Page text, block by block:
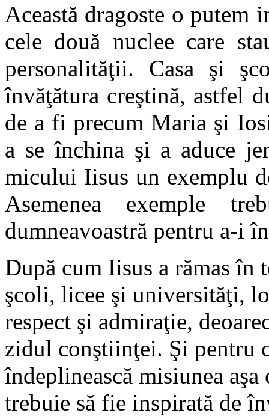
Această dragoste o putem
cele două nuclee care
personalităţii. Casa şi
învăţătura creştină, astfel
de a fi precum Maria şi
a se închina şi a aduce
micului Iisus un exemplu
Asemenea exemple
dumneavoastră pentru a-i
După cum Iisus a rămas în
şcoli, licee şi universităţi,
respect şi admiraţie,
zidul conştiinţei. Şi pentru
îndeplinească misiunea
trebuie să fie inspirată de